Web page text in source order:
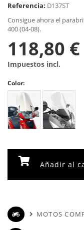
Referencia: D137ST
Consigue ahora el
400 (04-08).
118,80 €
Impuestos incl.
Color:
Añadir al
MOTOS